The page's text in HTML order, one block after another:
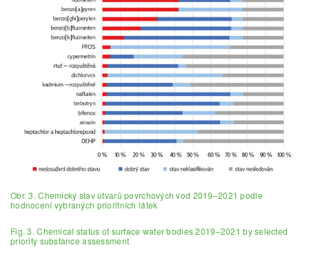
Obr. 3. Chemický stav útvarů povrchových vod 2019–2021 podle
hodnocení vybraných prioritních látek
Fig. 3. Chemical status of surface water bodies 2019–2021 by selected
priority substance assessment